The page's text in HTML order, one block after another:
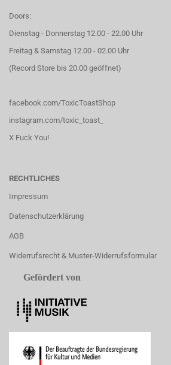
Doors:
Dienstag - Donnerstag 12.00 - 22.00 Uhr
Freitag & Samstag 12.00 - 02.00 Uhr
(Record Store bis 20.00 geöffnet)
facebook.com/ToxicToastShop
instagram.com/toxic_toast_
X Fuck You!
RECHTLICHES
Impressum
Datenschutzerklärung
AGB
Widerrufsrecht & Muster-Widerrufsformular
Gefördert von